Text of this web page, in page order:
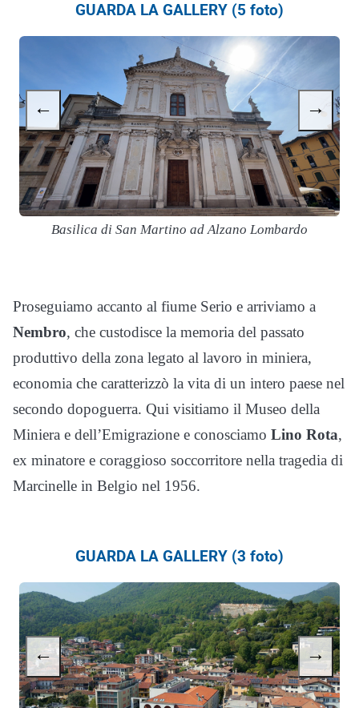
GUARDA LA GALLERY (5 foto)
Basilica di San Martino ad Alzano Lombardo
← →
Proseguiamo accanto al fiume Serio e arriviamo a
Nembro, che custodisce la memoria del passato
produttivo della zona legato al lavoro in miniera,
economia che caratterizzò la vita di un intero paese nel
secondo dopoguerra. Qui visitiamo il Museo della
Miniera e dell’Emigrazione e conosciamo Lino Rota,
ex minatore e coraggioso soccorritore nella tragedia di
Marcinelle in Belgio nel 1956.
GUARDA LA GALLERY (3 foto)
← →